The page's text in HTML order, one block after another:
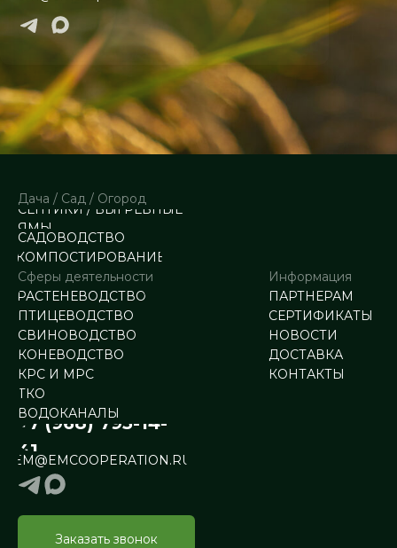
Дача / Сад / Огород
СЕПТИКИ / ВЫГРЕБНЫЕ
ЯМЫ
САДОВОДСТВО
КОМПОСТИРОВАНИЕ
Сферы деятельности
РАСТЕНЕВОДСТВО
ПТИЦЕВОДСТВО
СВИНОВОДСТВО
КОНЕВОДСТВО
КРС И МРС
ТКО
ВОДОКАНАЛЫ
Информация
ПАРТНЕРАМ
СЕРТИФИКАТЫ
НОВОСТИ
ДОСТАВКА
КОНТАКТЫ
+7 (968) 795-14-
41
EM@EMCOOPERATION.RU
Заказать звонок